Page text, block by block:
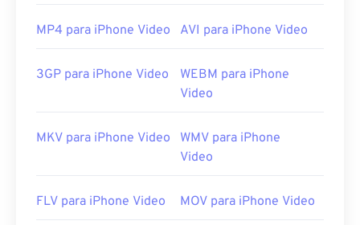
MP4 para iPhone Video AVI para iPhone Video
3GP para iPhone Video
WEBM para iPhone
Video
MKV para iPhone Video
WMV para iPhone
Video
FLV para iPhone Video MOV para iPhone Video